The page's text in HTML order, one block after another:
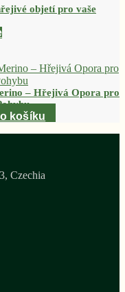
objetí pro vaše
– Hřejivá Opora pro
košíku
Czechia